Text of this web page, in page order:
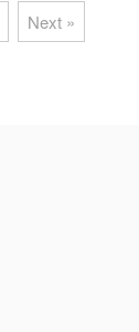
Next »